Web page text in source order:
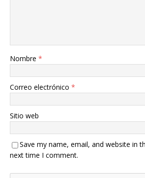
Nombre *
Correo electrónico *
Sitio web
Save my name, email, and website in
next time I comment.